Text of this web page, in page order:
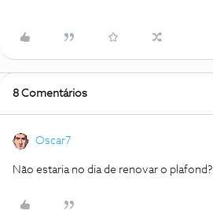
8 Comentários
Oscar7
Não estaria no dia de renovar o plafond?